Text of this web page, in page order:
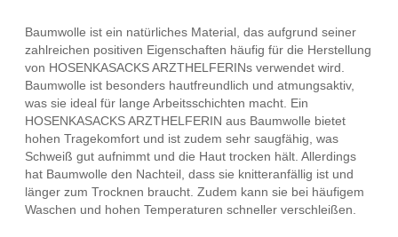
Baumwolle ist ein natürliches Material, das aufgrund seiner
zahlreichen positiven Eigenschaften häufig für die Herstellung
von HOSENKASACKS ARZTHELFERINs verwendet wird.
Baumwolle ist besonders hautfreundlich und atmungsaktiv,
was sie ideal für lange Arbeitsschichten macht. Ein
HOSENKASACKS ARZTHELFERIN aus Baumwolle bietet
hohen Tragekomfort und ist zudem sehr saugfähig, was
Schweiß gut aufnimmt und die Haut trocken hält. Allerdings
hat Baumwolle den Nachteil, dass sie knitteranfällig ist und
länger zum Trocknen braucht. Zudem kann sie bei häufigem
Waschen und hohen Temperaturen schneller verschleißen.